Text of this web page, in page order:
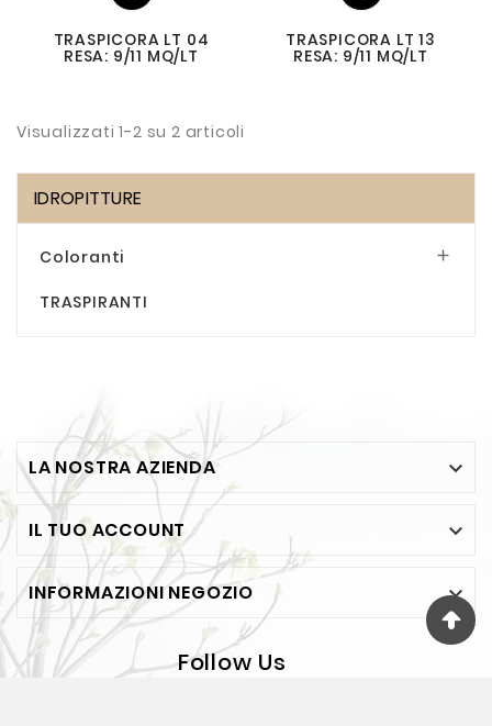
TRASPICORA LT 04
RESA: 9/11 MQ/LT
TRASPICORA LT 13
RESA: 9/11 MQ/LT
Visualizzati 1-2 su 2 articoli
IDROPITTURE
Coloranti 
TRASPIRANTI
LA NOSTRA AZIENDA 
IL TUO ACCOUNT 
INFORMAZIONI NEGOZIO 
Follow Us